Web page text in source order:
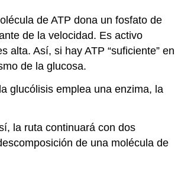
de ATP dona un fosfato de
de la velocidad. Es activo
alta. Así, si hay ATP “suficiente” en
de la glucosa.
glucólisis emplea una enzima, la
la ruta continuará con dos
de una molécula de